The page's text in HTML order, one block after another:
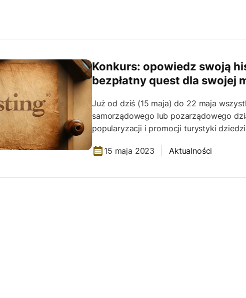
Konkurs: opowiedz swoją
bezpłatny quest dla swojej
Już od dziś (15 maja) do 22 maja
samorządowego lub pozarządowego
popularyzacji i promocji turystyki
15 maja 2023 Aktualności